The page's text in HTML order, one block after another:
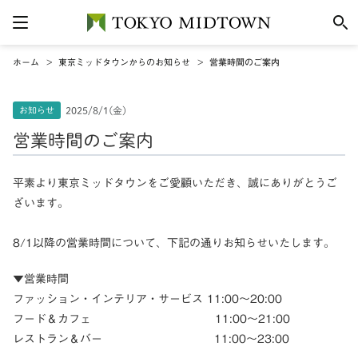
ホーム 東京ミッドタウンからのお知らせ 営業時間のご案内
お知らせ 2025/8/1(金)
営業時間のご案内
平素より東京ミッドタウンをご愛顧いただき、誠にありがとうご
ざいます。
8/1以降の営業時間について、下記の通りお知らせいたします。
▼営業時間
ファッション・インテリア・サービス 11:00～20:00
フード＆カフェ 11:00～21:00
レストラン＆バー 11:00～23:00